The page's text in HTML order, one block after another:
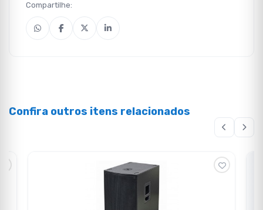
Compartilhe:
Confira outros itens relacionados